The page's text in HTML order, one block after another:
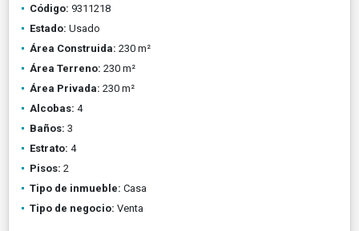
Código: 9311218
Estado: Usado
Área Construida: 230 m²
Área Terreno: 230 m²
Área Privada: 230 m²
Alcobas: 4
Baños: 3
Estrato: 4
Pisos: 2
Tipo de inmueble: Casa
Tipo de negocio: Venta